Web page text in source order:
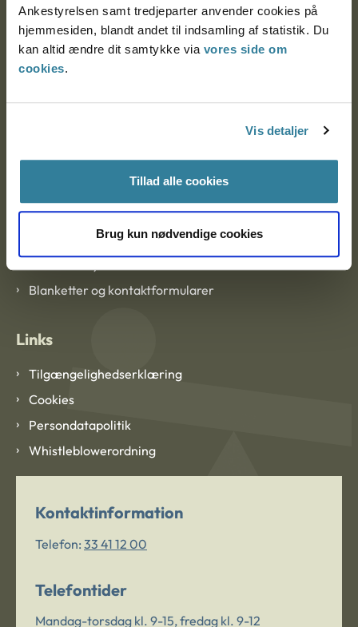
Ankestyrelsen samt tredjeparter anvender cookies på
hjemmesiden, blandt andet til indsamling af statistik. Du
kan altid ændre dit samtykke via vores side om
cookies.
Vis detaljer
Tillad alle cookies
Brug kun nødvendige cookies
Ankestyrelsen Aalborg
Om Ankestyrelsen
Blanketter og kontaktformularer
Links
Tilgængelighedserklæring
Cookies
Persondatapolitik
Whistleblowerordning
Kontaktinformation
Telefon: 33 41 12 00
Telefontider
Mandag-torsdag kl. 9-15, fredag kl. 9-12